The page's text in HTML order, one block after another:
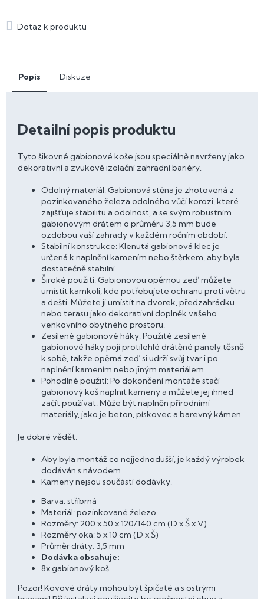
Popis Diskuze
Detailní popis produktu
Tyto šikovné gabionové koše jsou speciálně navrženy jako
dekorativní a zvukově izolační zahradní bariéry.
Odolný materiál: Gabionová stěna je zhotovená z
pozinkovaného železa odolného vůči korozi, které
zajišťuje stabilitu a odolnost, a se svým robustním
gabionovým drátem o průměru 3,5 mm bude
ozdobou vaší zahrady v každém ročním období.
Stabilní konstrukce: Klenutá gabionová klec je
určená k naplnění kamením nebo štěrkem, aby byla
dostatečně stabilní.
Široké použití: Gabionovou opěrnou zeď můžete
umístit kamkoli, kde potřebujete ochranu proti větru
a dešti. Můžete ji umístit na dvorek, předzahrádku
nebo terasu jako dekorativní doplněk vašeho
venkovního obytného prostoru.
Zesílené gabionové háky: Použité zesílené
gabionové háky pojí protilehlé drátěné panely těsně
k sobě, takže opěrná zeď si udrží svůj tvar i po
naplnění kamením nebo jiným materiálem.
Pohodlné použití: Po dokončení montáže stačí
gabionový koš naplnit kameny a můžete jej ihned
začít používat. Může být naplněn přírodními
materiály, jako je beton, pískovec a barevný kámen.
Je dobré vědět:
Aby byla montáž co nejjednodušší, je každý výrobek
dodáván s návodem.
Kameny nejsou součástí dodávky.
Barva: stříbrná
Materiál: pozinkované železo
Rozměry: 200 x 50 x 120/140 cm (D x Š x V)
Rozměry oka: 5 x 10 cm (D x Š)
Průměr dráty: 3,5 mm
Dodávka obsahuje:
8x gabionový koš
Pozor! Kovové dráty mohou být špičaté a s ostrými